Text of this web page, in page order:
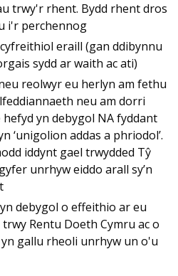
trwy'r rhent. Bydd rhent dros
i'r perchennog
eraill (gan ddibynnu
sydd ar waith ac ati)
reolwyr eu herlyn am fethu
neu am dorri
yn debygol NA fyddant
‘unigolion addas a phriodol’.
iddynt gael trwydded Tŷ
unrhyw eiddo arall sy’n
debygol o effeithio ar eu
Rentu Doeth Cymru ac o
gallu rheoli unrhyw un o'u